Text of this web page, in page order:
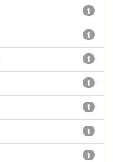
1
1
1
1
1
1
1